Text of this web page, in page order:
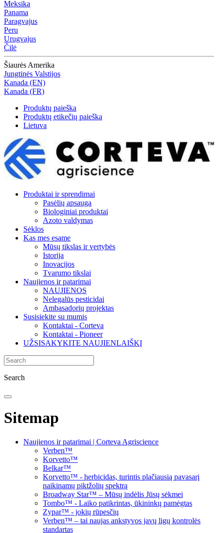
Meksika
Panama
Paragvajus
Peru
Urugvajus
Čilė
Šiaurės Amerika
Jungtinės Valstijos
Kanada (EN)
Kanada (FR)
Produktų paieška
Produktų etikečių paieška
Lietuva
Produktai ir sprendimai
Pasėlių apsauga
Biologiniai produktai
Azoto valdymas
Sėklos
Kas mes esame
Mūsų tikslas ir vertybės
Istorija
Inovacijos
Tvarumo tikslai
Naujienos ir patarimai
NAUJIENOS
Nelegalūs pesticidai
Ambasadorių projektas
Susisiekite su mumis
Kontaktai - Corteva
Kontaktai - Pioneer
UŽSISAKYKITE NAUJIENLAIŠKĮ
Search
Sitemap
Naujienos ir patarimai | Corteva Agriscience
Verben™
Korvetto™
Belkar™
Korvetto™ - herbicidas, turintis plačiausią pavasarį
naikinamų piktžolių spektrą
Broadway Star™ – Mūsų indėlis Jūsų sėkmei
Tombo™ - Laiko patikrintas, ūkininkų pamėgtas
Zypar™ - jokių rūpesčių
Verben™ – tai naujas ankstyvos javų ligų kontrolės
standartas